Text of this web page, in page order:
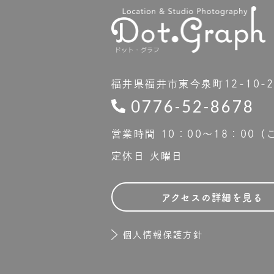
福井県福井市東今泉町12-10-2
0776-52-8678
営業時間 10：00〜18：00（ご
定休日 火曜日
アクセスの詳細を見る
個人情報保護方針